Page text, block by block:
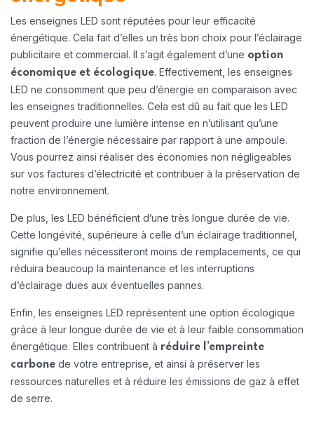
Les enseignes LED sont réputées pour leur efficacité
énergétique. Cela fait d’elles un très bon choix pour l’éclairage
publicitaire et commercial. Il s’agit également d’une option
économique et écologique. Effectivement, les enseignes
LED ne consomment que peu d’énergie en comparaison avec
les enseignes traditionnelles. Cela est dû au fait que les LED
peuvent produire une lumière intense en n’utilisant qu’une
fraction de l’énergie nécessaire par rapport à une ampoule.
Vous pourrez ainsi réaliser des économies non négligeables
sur vos factures d’électricité et contribuer à la préservation de
notre environnement.
De plus, les LED bénéficient d’une très longue durée de vie.
Cette longévité, supérieure à celle d’un éclairage traditionnel,
signifie qu’elles nécessiteront moins de remplacements, ce qui
réduira beaucoup la maintenance et les interruptions
d’éclairage dues aux éventuelles pannes.
Enfin, les enseignes LED représentent une option écologique
grâce à leur longue durée de vie et à leur faible consommation
énergétique. Elles contribuent à réduire l’empreinte
carbone de votre entreprise, et ainsi à préserver les
ressources naturelles et à réduire les émissions de gaz à effet
de serre.